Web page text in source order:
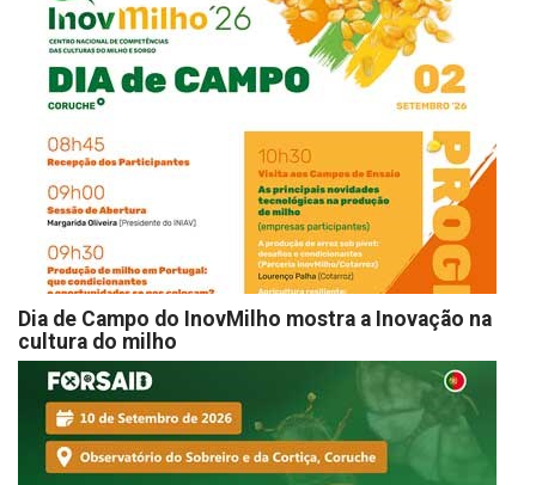
Dia de Campo do InovMilho mostra a Inovação na
cultura do milho